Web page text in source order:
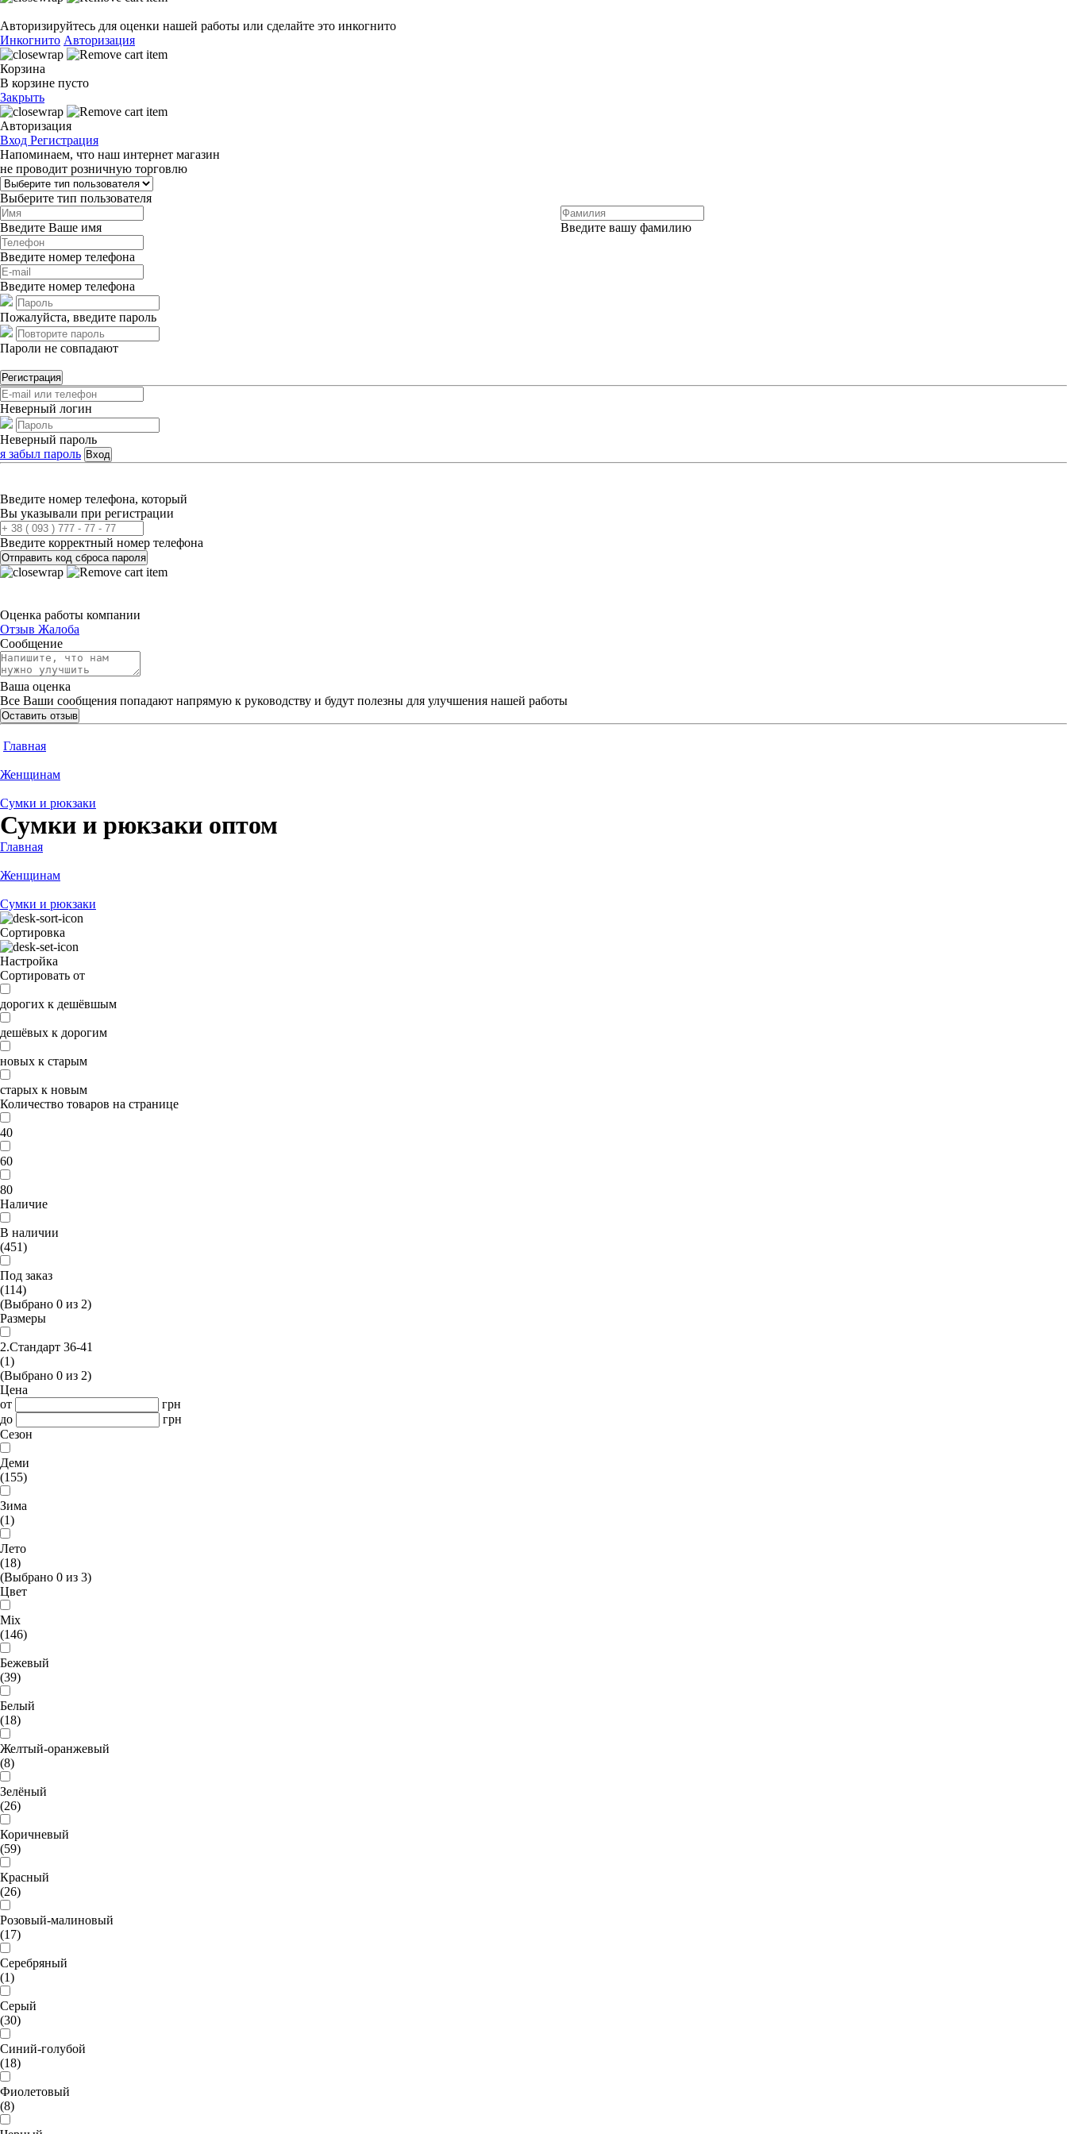
Авторизируйтесь для оценки нашей работы или сделайте это инкогнито
Инкогнито Авторизация
Корзина
В корзине пусто
Закрыть
Авторизация
Вход Регистрация
Напоминаем, что наш интернет магазин
не проводит розничную торговлю
Выберите тип пользователя
Введите Ваше имя Введите вашу фамилию
Введите номер телефона
Введите номер телефона
Пожалуйста, введите пароль
Пароли не совпадают
Регистрация
Неверный логин
Неверный пароль
я забыл пароль Вход
Введите номер телефона, который
Вы указывали при регистрации
Введите корректный номер телефона
Отправить код сброса пароля
Оценка работы компании
Отзыв Жалоба
Сообщение
Ваша оценка
Все Ваши сообщения попадают напрямую к руководству и будут полезны для улучшения нашей работы
Оставить отзыв
Главная
Женщинам
Сумки и рюкзаки
Сумки и рюкзаки оптом
Главная
Женщинам
Сумки и рюкзаки
Сортировка
Настройка
Сортировать от
дорогих к дешёвшым
дешёвых к дорогим
новых к старым
старых к новым
Количество товаров на странице
40
60
80
Наличие
В наличии
(451)
Под заказ
(114)
(Выбрано 0 из 2)
Размеры
2.Стандарт 36-41
(1)
(Выбрано 0 из 2)
Цена
от
грн
до
грн
Сезон
Деми
(155)
Зима
(1)
Лето
(18)
(Выбрано 0 из 3)
Цвет
Mix
(146)
Бежевый
(39)
Белый
(18)
Желтый-оранжевый
(8)
Зелёный
(26)
Коричневый
(59)
Красный
(26)
Розовый-малиновый
(17)
Серебряный
(1)
Серый
(30)
Синий-голубой
(18)
Фиолетовый
(8)